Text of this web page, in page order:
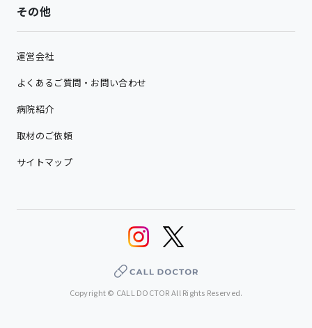
その他
運営会社
よくあるご質問・お問い合わせ
病院紹介
取材のご依頼
サイトマップ
Copyright © CALL DOCTOR All Rights Reserved.